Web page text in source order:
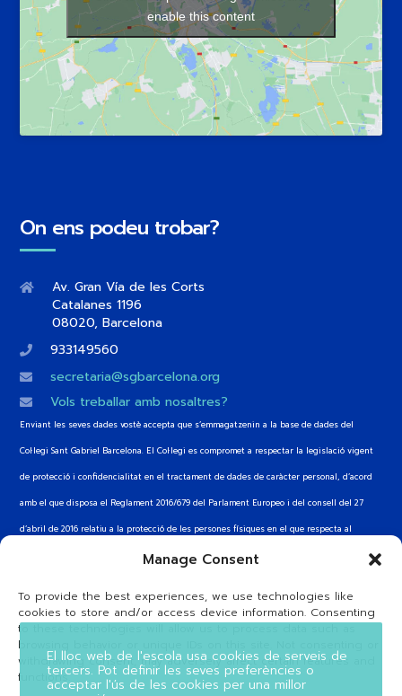
Manage Consent
To provide the best experiences, we use technologies like
cookies to store and/or access device information. Consenting
to these technologies will allow us to process data such as
browsing behavior or unique IDs on this site. Not consenting or
withdrawing consent, may adversely affect certain features and
functions.
enable this content
On ens podeu trobar?
Av. Gran Vía de les Corts
Catalanes 1196
08020, Barcelona
933149560
secretaria@sgbarcelona.org
Vols treballar amb nosaltres?
Enviant les seves dades vostè accepta que s’emmagatzenin a la base de dades del
Col·legi Sant Gabriel Barcelona. El Col·legi es compromet a respectar la legislació vigent
de protecció i confidencialitat en el tractament de dades de caràcter personal, d’acord
amb el que disposa el Reglament 2016/679 del Parlament Europeo i del consell del 27
d’abril de 2016 relatiu a la protecció de les persones físiques en el que respecta al
tractament de les dades personals i a la circulació d’aquestes dades (RGPD)
A les xarxes
Twitter
Instagram
YouTube
Telegram
El lloc web de l'escola usa cookies de serveis de
tercers. Pot definir les seves preferències o
acceptar l'ús de les cookies per una millor